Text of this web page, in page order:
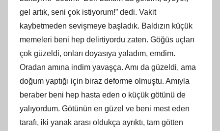
gel artık, seni çok istiyorum!” dedi. Vakit
kaybetmeden sevişmeye başladık. Baldızın küçük
memeleri beni hep delirtiyordu zaten. Göğüs uçları
çok güzeldi, onları doyasıya yaladım, emdim.
Oradan amına indim yavaşça. Amı da güzeldi, ama
doğum yaptığı için biraz deforme olmuştu. Amıyla
beraber beni hep hasta eden o küçük götünü de
yalıyordum. Götünün en güzel ve beni mest eden
tarafı, iki yanak arası oldukça ayrıktı, tam götten